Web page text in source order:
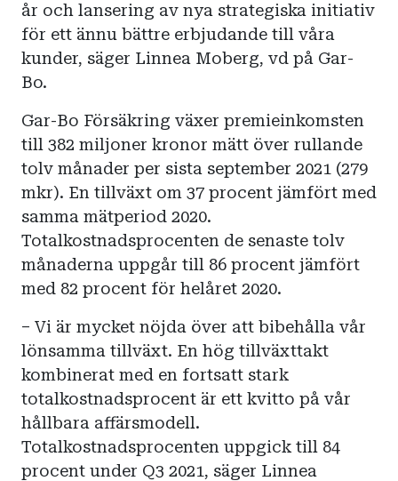
år och lansering av nya strategiska initiativ
för ett ännu bättre erbjudande till våra
kunder, säger Linnea Moberg, vd på Gar-
Bo.
Gar-Bo Försäkring växer premieinkomsten
till 382 miljoner kronor mätt över rullande
tolv månader per sista september 2021 (279
mkr). En tillväxt om 37 procent jämfört med
samma mätperiod 2020.
Totalkostnadsprocenten de senaste tolv
månaderna uppgår till 86 procent jämfört
med 82 procent för helåret 2020.
– Vi är mycket nöjda över att bibehålla vår
lönsamma tillväxt. En hög tillväxttakt
kombinerat med en fortsatt stark
totalkostnadsprocent är ett kvitto på vår
hållbara affärsmodell.
Totalkostnadsprocenten uppgick till 84
procent under Q3 2021, säger Linnea